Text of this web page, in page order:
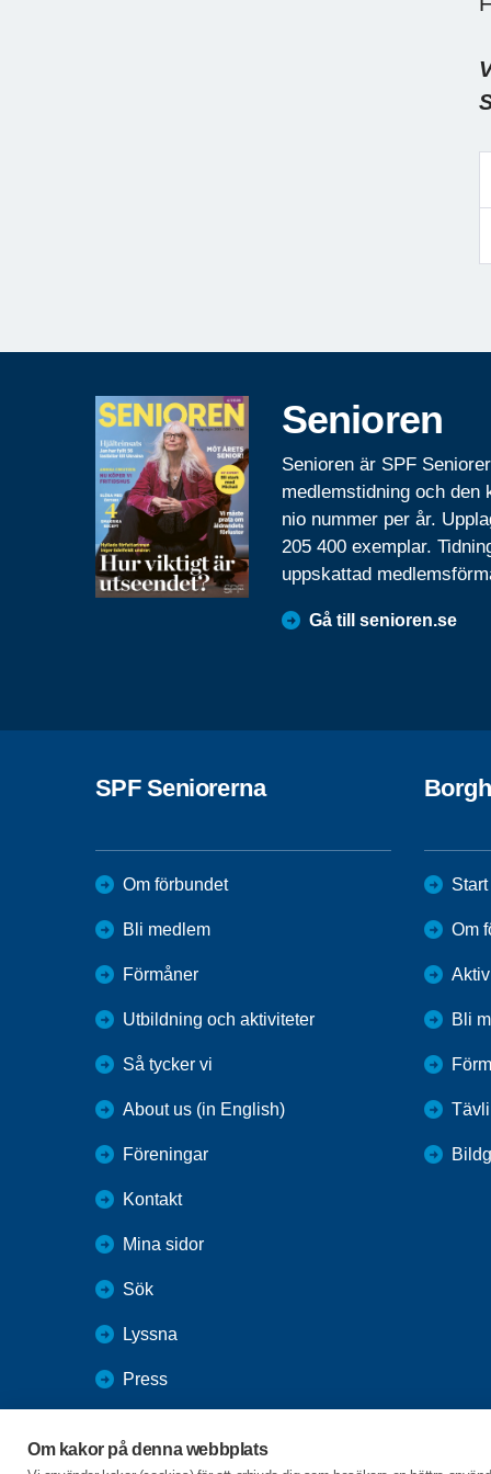
Om kakor på denna webbplats
Senioren
Senioren är SPF
medlemstidning och den
nio nummer per år.
205 400 exemplar.
uppskattad
Gå till senioren.se
SPF Seniorerna
Om förbundet
Bli medlem
Förmåner
Utbildning och aktiviteter
Så tycker vi
About us (in English)
Föreningar
Kontakt
Mina sidor
Sök
Lyssna
Press
SPF Seniorernas intranät
Start
Om
Bli